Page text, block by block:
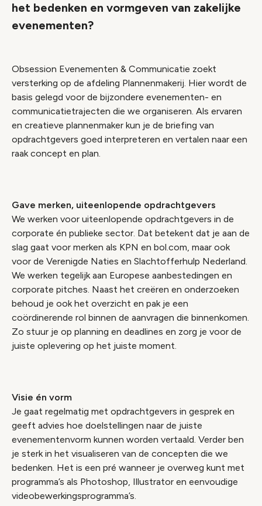
het bedenken en vormgeven van zakelijke
evenementen?
Obsession Evenementen & Communicatie zoekt
versterking op de afdeling Plannenmakerij. Hier wordt de
basis gelegd voor de bijzondere evenementen- en
communicatietrajecten die we organiseren. Als ervaren
en creatieve plannenmaker kun je de briefing van
opdrachtgevers goed interpreteren en vertalen naar een
raak concept en plan.
Gave merken, uiteenlopende opdrachtgevers
We werken voor uiteenlopende opdrachtgevers in de
corporate én publieke sector. Dat betekent dat je aan de
slag gaat voor merken als KPN en bol.com, maar ook
voor de Verenigde Naties en Slachtofferhulp Nederland.
We werken tegelijk aan Europese aanbestedingen en
corporate pitches. Naast het creëren en onderzoeken
behoud je ook het overzicht en pak je een
coördinerende rol binnen de aanvragen die binnenkomen.
Zo stuur je op planning en deadlines en zorg je voor de
juiste oplevering op het juiste moment.
Visie én vorm
Je gaat regelmatig met opdrachtgevers in gesprek en
geeft advies hoe doelstellingen naar de juiste
evenementenvorm kunnen worden vertaald. Verder ben
je sterk in het visualiseren van de concepten die we
bedenken. Het is een pré wanneer je overweg kunt met
programma’s als Photoshop, Illustrator en eenvoudige
videobewerkingsprogramma’s.